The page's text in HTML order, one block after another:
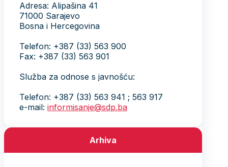
Adresa: Alipašina 41
71000 Sarajevo
Bosna i Hercegovina
Telefon: +387 (33) 563 900
Fax: +387 (33) 563 901
Služba za odnose s javnošću:
Telefon: +387 (33) 563 941 ; 563 917
e-mail: informisanje@sdp.ba
Arhiva